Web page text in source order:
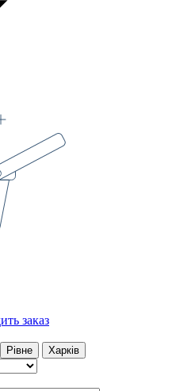
заказ
Рівне Харків